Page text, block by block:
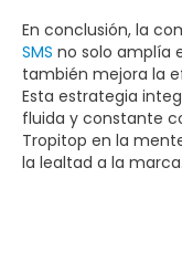
En conclusión, la
SMS no solo amplía
también mejora la
Esta estrategia
fluida y constante
Tropitop en la
la lealtad a la marca.